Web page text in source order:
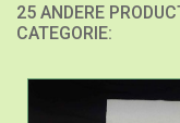
25 ANDERE
CATEGORIE: